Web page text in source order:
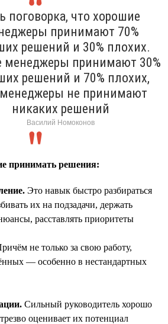
поговорка, что хорошие
принимают 70%
решений и 30% плохих.
менеджеры принимают 30%
решений и 70% плохих,
не принимают
никаких решений
Василий Номоконов
принимать решения:
Это навык быстро разбираться
их на подзадачи, держать
расставлять приоритеты
не только за свою работу,
— особенно в нестандартных
Сильный руководитель хорошо
оценивает их потенциал